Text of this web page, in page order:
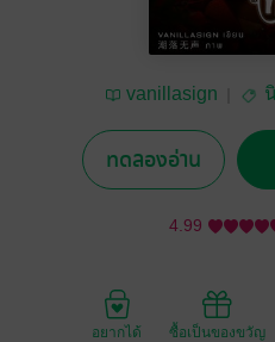
vanillasign
ทดลองอ่าน
4.99
อยากได้ ซื้อเป็นของขวัญ